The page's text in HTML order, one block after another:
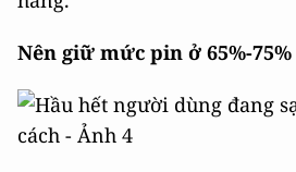
Nên giữ mức pin ở 65%-75%